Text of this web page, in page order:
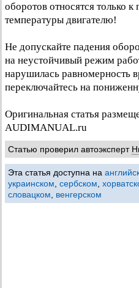
оборотов относятся только
температуры двигателю!
Не допускайте падения
на неустойчивый режим
нарушилась равномерность
переключайтесь на
Оригинальная статья
AUDIMANUAL.ru
Статью проверил автоэксперт
Эта статья доступна на
украинском сербском
словацком
венгерском